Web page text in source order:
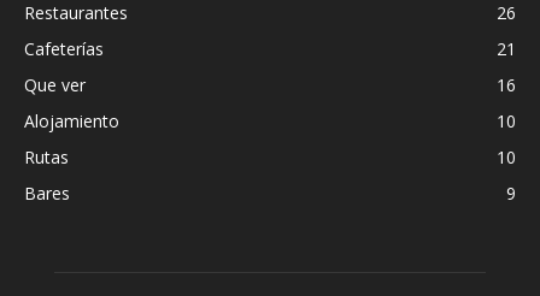
Restaurantes
26
Cafeterías
21
Que ver
16
Alojamiento
10
Rutas
10
Bares
9